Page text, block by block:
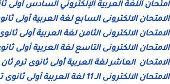
امتحان اللغة العربية الإلكتروني السادس أولى
الامتحان الالكترونى السابع لغة العربية أولى
الامتحان الالكترونى الثامن لغة العربية أولى
الامتحان الالكترونى التاسع لغة العربية أولى
الامتحان العاشر لغة العربية أولى ثانوى ترم ثان
الامتحان الالكترونى الـ 11 لغة العربية أولى ثانوى ترم ثان